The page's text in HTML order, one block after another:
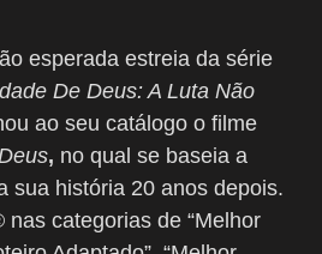
esperada estreia da série
De Deus: A Luta Não
ao seu catálogo o filme
, no qual se baseia a
sua história 20 anos depois.
categorias de “Melhor